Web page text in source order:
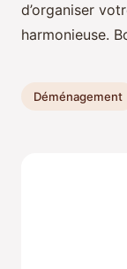
d’organiser
harmonieuse.
Déménagement